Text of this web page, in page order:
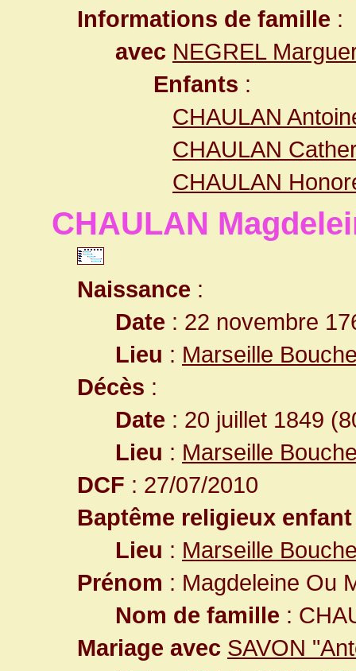
Informations de famille :
avec NEGREL
Enfants :
CHAULAN
CHAULAN
CHAULAN
CHAULAN
Naissance :
Date : 22 novembre
Lieu : Marseille
Décès :
Date : 20 juillet 1849
Lieu : Marseille
DCF : 27/07/2010
Baptême religieux enfant
Lieu : Marseille
Prénom : Magdeleine Ou
Nom de famille :
Mariage avec SAVON